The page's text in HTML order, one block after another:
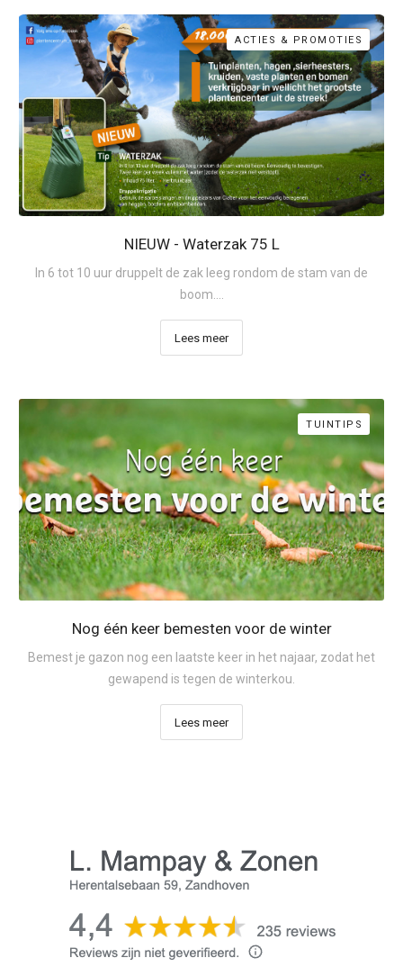
ACTIES & PROMOTIES
NIEUW - Waterzak 75 L
In 6 tot 10 uur druppelt de zak leeg rondom de stam van de
boom....
Lees meer
TUINTIPS
Nog één keer bemesten voor de winter
Bemest je gazon nog een laatste keer in het najaar, zodat het
gewapend is tegen de winterkou.
Lees meer